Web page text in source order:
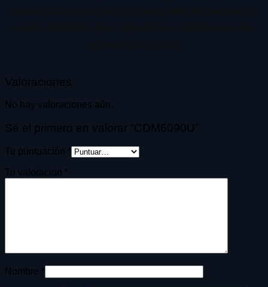
Valoraciones
No hay valoraciones aún.
Sé el primero en valorar “CDM6090U”
Tu puntuación *
Tu valoración *
Nombre *